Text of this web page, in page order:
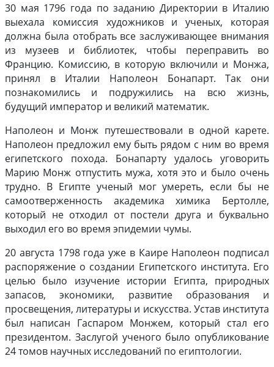
30 мая 1796 года по заданию Директории в Италию
выехала комиссия художников и ученых, которая
должна была отобрать все заслуживающее внимания
из музеев и библиотек, чтобы переправить во
Францию. Комиссию, в которую включили и Монжа,
принял в Италии Наполеон Бонапарт. Так они
познакомились и подружились на всю жизнь,
будущий император и великий математик.
Наполеон и Монж путешествовали в одной карете.
Наполеон предложил ему быть рядом с ним во время
египетского похода. Бонапарту удалось уговорить
Марию Монж отпустить мужа, хотя это и было очень
трудно. В Египте ученый мог умереть, если бы не
самоотверженность академика химика Бертолле,
который не отходил от постели друга и буквально
выходил его во время эпидемии чумы.
20 августа 1798 года уже в Каире Наполеон подписал
распоряжение о создании Египетского института. Его
целью было изучение истории Египта, природных
запасов, экономики, развитие образования и
просвещения, литературы и искусства. Устав института
был написан Гаспаром Монжем, который стал его
президентом. Заслугой ученого было опубликование
24 томов научных исследований по египтологии.